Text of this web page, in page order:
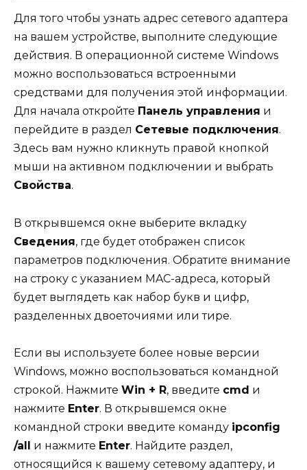
Для того чтобы узнать адрес сетевого адаптера
на вашем устройстве, выполните следующие
действия. В операционной системе Windows
можно воспользоваться встроенными
средствами для получения этой информации.
Для начала откройте Панель управления и
перейдите в раздел Сетевые подключения.
Здесь вам нужно кликнуть правой кнопкой
мыши на активном подключении и выбрать
Свойства.
В открывшемся окне выберите вкладку
Сведения, где будет отображен список
параметров подключения. Обратите внимание
на строку с указанием MAC-адреса, который
будет выглядеть как набор букв и цифр,
разделенных двоеточиями или тире.
Если вы используете более новые версии
Windows, можно воспользоваться командной
строкой. Нажмите Win + R, введите cmd и
нажмите Enter. В открывшемся окне
командной строки введите команду ipconfig
/all и нажмите Enter. Найдите раздел,
относящийся к вашему сетевому адаптеру, и